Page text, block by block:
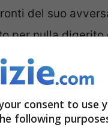
del suo
per nulla digerito
di ‘Dazn
sport“
consent to use
following